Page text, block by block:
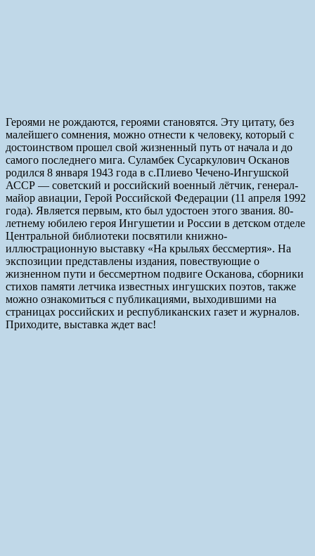
Героями не рождаются, героями становятся. Эту цитату, без
малейшего сомнения, можно отнести к человеку, который с
достоинством прошел свой жизненный путь от начала и до
самого последнего мига. Суламбек Сусаркулович Осканов
родился 8 января 1943 года в с.Плиево Чечено-Ингушской
АССР — советский и российский военный лётчик, генерал-
майор авиации, Герой Российской Федерации (11 апреля 1992
года). Является первым, кто был удостоен этого звания. 80-
летнему юбилею героя Ингушетии и России в детском отделе
Центральной библиотеки посвятили книжно-
иллюстрационную выставку «На крыльях бессмертия». На
экспозиции представлены издания, повествующие о
жизненном пути и бессмертном подвиге Осканова, сборники
стихов памяти летчика известных ингушских поэтов, также
можно ознакомиться с публикациями, выходившими на
страницах российских и республиканских газет и журналов.
Приходите, выставка ждет вас!